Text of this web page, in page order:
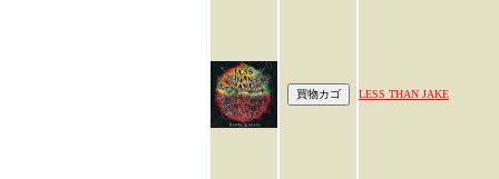
LESS THAN JAKE